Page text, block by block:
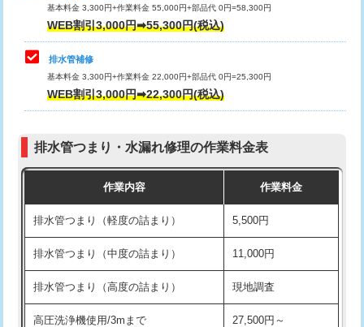
コンクリート斫り（厚さ10㎝超え）
モルタル補修（厚さ10㎝まで）
モルタル補修（厚さ10㎝超え）
追加人工 16,500円
現場見積
※給水管工事は20mmまでの価格です。
式）)
交換・取付(混合水栓（壁付・デッキ
式・ワンホール）)
16,500円+材料費
交換・取付(排水栓・排水トラップ
交換・取付（その他部品） 11,000円+材料費
持込商品取付（単水栓） 13,200円
持込商品取付（混合水栓） 16,500円
持込商品取付（浄水器・分岐水栓） 16,500円
給水管工事※（ホール加工) 16,500円
給水管工事※（バンド止め) 3,300円
基本料金 3,300円+作業料金 55,000円+部品代 0円=58,300円
WEB割引3,000円➡55,300円(税込)
排水管補修
基本料金 3,300円+作業料金 22,000円+部品代 0円=25,300円
WEB割引3,000円➡22,300円(税込)
排水管つまり・水漏れ修理の作業料金表
作業内容 作業料金
排水管つまり（軽度の詰まり） 5,500円
排水管つまり（中度の詰まり） 11,000円
排水管つまり（高度の詰まり） 現地調査
高圧洗浄機使用/3mまで
27,500円～